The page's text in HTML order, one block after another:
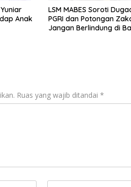
Anak
LSM MABES Soroti
PGRI dan Potongan
Jangan Berlindung di
Ruas yang wajib ditandai *